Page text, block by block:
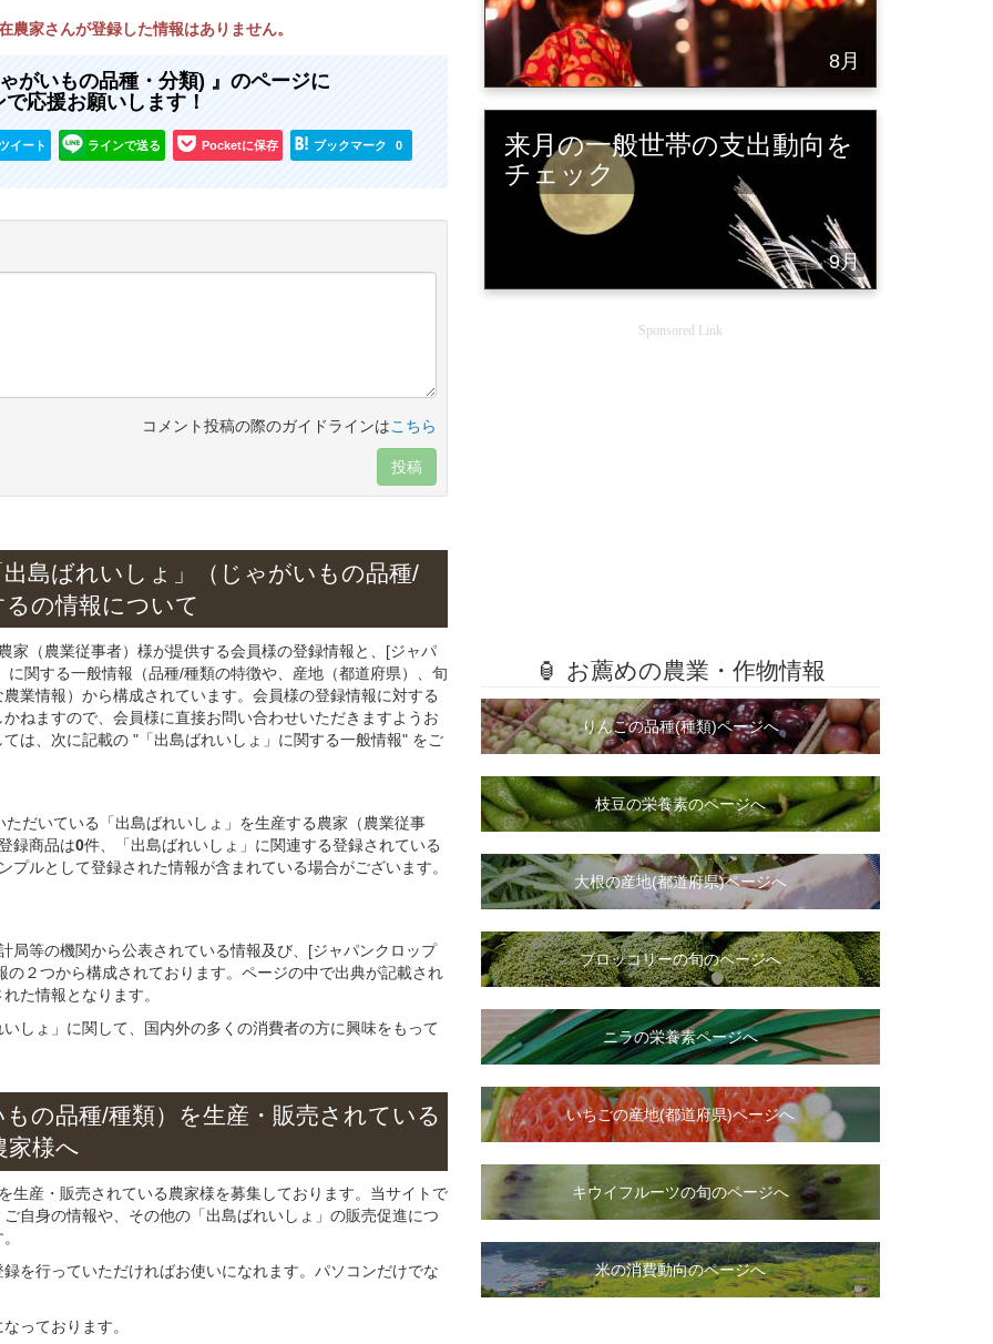
農家さんが登録した情報はありません。
がいもの品種・分類) 』のページに
応援お願いします！
イート ラインで送る Pocketに保存 ブックマーク 0
コメント投稿の際のガイドラインはこちら
投稿
島ばれいしょ」 （じゃがいもの品種/
の情報について
家（農業従事者）様が提供する会員様の登録情報と、[ジャパ
に関する一般情報（品種/種類の特徴や、産地（都道府県）、旬
業情報）から構成されています。会員様の登録情報に対する
ねますので、会員様に直接お問い合わせいただきますようお
は、次に記載の "「出島ばれいしょ」に関する一般情報" をご
だいている「出島ばれいしょ」を生産する農家（農業従事
録商品は0件、「出島ばれいしょ」に関連する登録されている
ルとして登録された情報が含まれている場合がございます。
局等の機関から公表されている情報及び、[ジャパンクロップ
２つから構成されております。ページの中で出典が記載され
た情報となります。
しょ」に関して、国内外の多くの消費者の方に興味をもって
もの品種/種類） を生産・販売されている
家様へ
生産・販売されている農家様を募集しております。当サイトで
自身の情報や、その他の「出島ばれいしょ」の販売促進につ
を行っていただければお使いになれます。パソコンだけでな
っております。
8月
来月の一般世帯の支出動向を
チェック
9月
Sponsored Link
🏮 お薦めの農業・作物情報
りんごの品種(種類)ページへ
枝豆の栄養素のページへ
大根の産地(都道府県)ページへ
ブロッコリーの旬のページへ
ニラの栄養素ページへ
いちごの産地(都道府県)ページへ
キウイフルーツの旬のページへ
米の消費動向のページへ